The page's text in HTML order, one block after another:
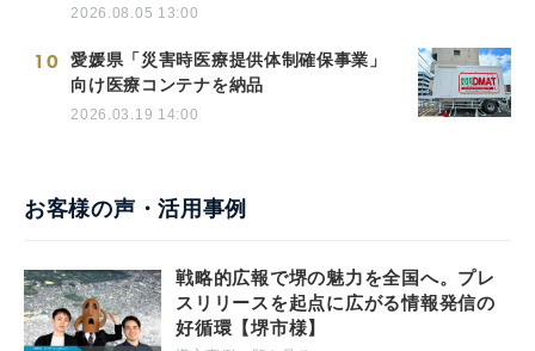
2026.08.05 13:00
10
愛媛県「災害時医療提供体制確保事業」
向け医療コンテナを納品
2026.03.19 14:00
お客様の声・活用事例
戦略的広報で堺の魅力を全国へ。プレ
スリリースを起点に広がる情報発信の
好循環【堺市様】